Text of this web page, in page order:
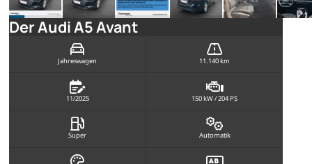
Der Audi A5 Avant
Jahreswagen 11.140 km
11/2025 150 kW / 204 PS
Super Automatik